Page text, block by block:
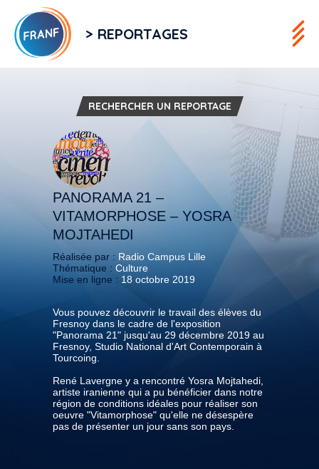
> REPORTAGES
RECHERCHER UN REPORTAGE
PANORAMA 21 –
VITAMORPHOSE – YOSRA
MOJTAHEDI
Réalisée par : Radio Campus Lille
Thématique : Culture
Mise en ligne : 18 octobre 2019
Vous pouvez découvrir le travail des élèves du
Fresnoy dans le cadre de l'exposition
"Panorama 21" jusqu'au 29 décembre 2019 au
Fresnoy, Studio National d'Art Contemporain à
Tourcoing.
René Lavergne y a rencontré Yosra Mojtahedi,
artiste iranienne qui a pu bénéficier dans notre
région de conditions idéales pour réaliser son
oeuvre "Vitamorphose" qu'elle ne désespère
pas de présenter un jour sans son pays.